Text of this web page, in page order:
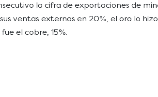
la cifra de exportaciones de
ventas externas en 20%, el oro lo
el cobre, 15%.